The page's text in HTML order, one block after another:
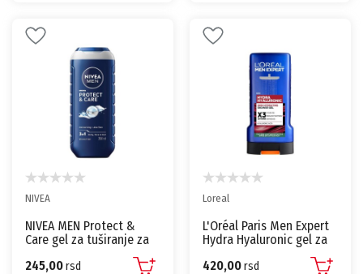
NIVEA
NIVEA MEN Protect &
Care gel za tuširanje za
245,00rsd
Loreal
L'Oréal Paris Men Expert
Hydra Hyaluronic gel za
tuširanje – 3 u 1, 300ml
420,00rsd